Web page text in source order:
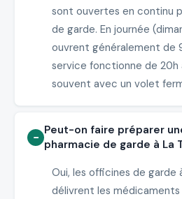
sont ouvertes en continu
de garde. En journée
ouvrent généralement de
service fonctionne de 20h
souvent avec un volet
Peut-on faire préparer
pharmacie de garde à La
Oui, les officines de garde
délivrent les médicaments